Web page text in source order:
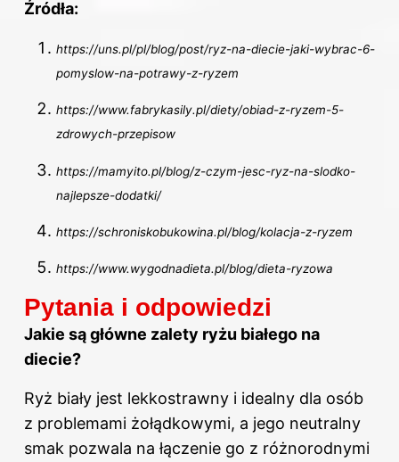
Źródła:
https://uns.pl/pl/blog/post/ryz-na-diecie-jaki-wybrac-6-
pomyslow-na-potrawy-z-ryzem
https://www.fabrykasily.pl/diety/obiad-z-ryzem-5-
zdrowych-przepisow
https://mamyito.pl/blog/z-czym-jesc-ryz-na-slodko-
najlepsze-dodatki/
https://schroniskobukowina.pl/blog/kolacja-z-ryzem
https://www.wygodnadieta.pl/blog/dieta-ryzowa
Pytania i odpowiedzi
Jakie są główne zalety ryżu białego na
diecie?
Ryż biały jest lekkostrawny i idealny dla osób
z problemami żołądkowymi, a jego neutralny
smak pozwala na łączenie go z różnorodnymi